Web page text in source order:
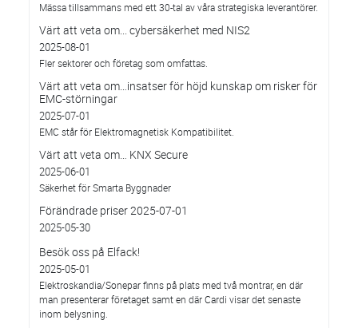
Mässa tillsammans med ett 30-tal av våra strategiska leverantörer.
Värt att veta om... cybersäkerhet med NIS2
2025-08-01
Fler sektorer och företag som omfattas.
Värt att veta om…insatser för höjd kunskap om risker för
EMC-störningar
2025-07-01
EMC står för Elektromagnetisk Kompatibilitet.
Värt att veta om… KNX Secure
2025-06-01
Säkerhet för Smarta Byggnader
Förändrade priser 2025-07-01
2025-05-30
Besök oss på Elfack!
2025-05-01
Elektroskandia/Sonepar finns på plats med två montrar, en där
man presenterar företaget samt en där Cardi visar det senaste
inom belysning.